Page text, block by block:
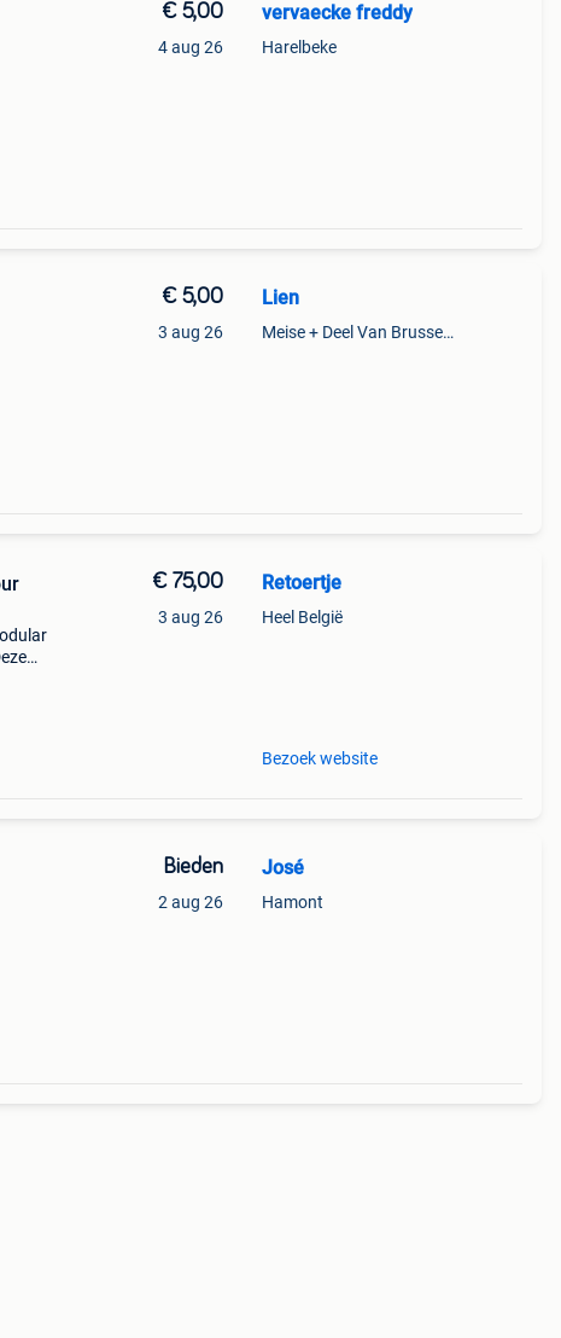
€ 5,00
4 aug 26
vervaecke freddy
Harelbeke
€ 5,00
3 aug 26
Lien
Meise + Deel Van Brussegem
€ 75,00
3 aug 26
Retoertje
Heel België
Bezoek website
Bieden
2 aug 26
José
Hamont